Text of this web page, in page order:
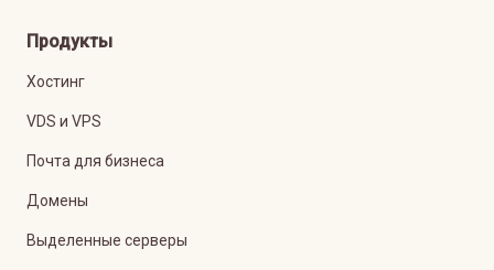
Продукты
Хостинг
VDS и VPS
Почта для бизнеса
Домены
Выделенные серверы